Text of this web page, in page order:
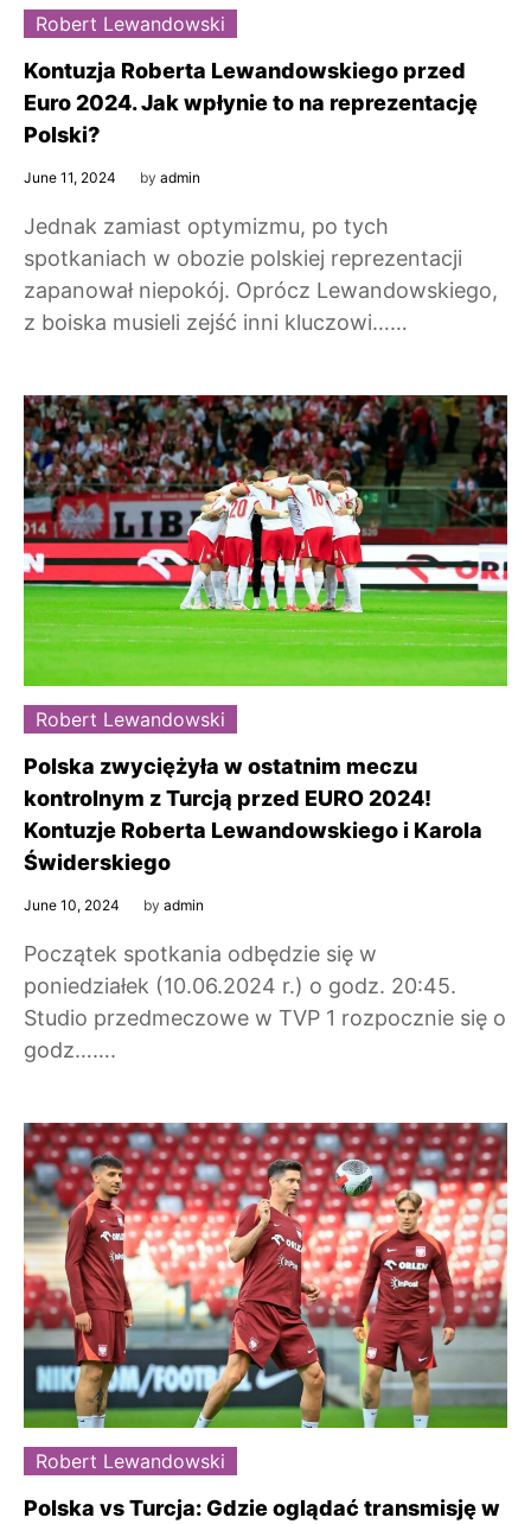
Robert Lewandowski
Kontuzja Roberta Lewandowskiego przed
Euro 2024. Jak wpłynie to na reprezentację
Polski?
June 11, 2024 by admin
Jednak zamiast optymizmu, po tych
spotkaniach w obozie polskiej reprezentacji
zapanował niepokój. Oprócz Lewandowskiego,
z boiska musieli zejść inni kluczowi……
Robert Lewandowski
Polska zwyciężyła w ostatnim meczu
kontrolnym z Turcją przed EURO 2024!
Kontuzje Roberta Lewandowskiego i Karola
Świderskiego
June 10, 2024 by admin
Początek spotkania odbędzie się w
poniedziałek (10.06.2024 r.) o godz. 20:45.
Studio przedmeczowe w TVP 1 rozpocznie się o
godz…….
Robert Lewandowski
Polska vs Turcja: Gdzie oglądać transmisję w